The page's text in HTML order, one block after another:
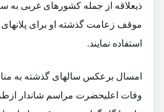
ذیعلاقه از جمله کشورهای غربی به
موقف زعامت گذشته او برای
استفاده نمایند.
امسال برعکس سالهای گذشته به
وفات اعلیحضرت مراسم شاندار